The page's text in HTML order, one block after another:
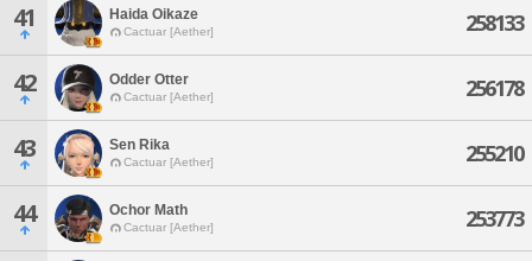
41 Haida Oikaze
Cactuar [Aether] 258133
42 Odder Otter
Cactuar [Aether] 256178
43 Sen Rika
Cactuar [Aether] 255210
44 Ochor Math
Cactuar [Aether] 253773